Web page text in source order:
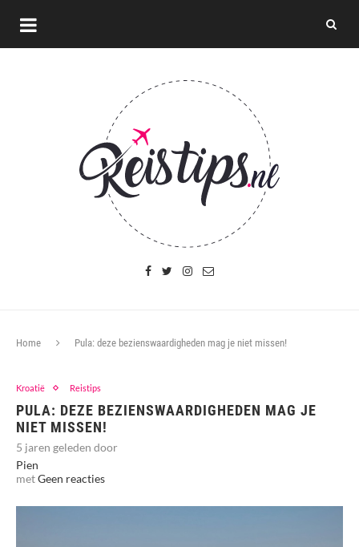
Home Pula: deze bezienswaardigheden mag je niet missen!
Kroatië Reistips
PULA: DEZE BEZIENSWAARDIGHEDEN MAG JE
NIET MISSEN!
5 jaren geleden door
Pien
metGeen reacties